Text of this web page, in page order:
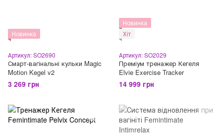
Новинка
Артикул: SO2690
Смарт-вагінальні кульки Magic
Motion Kegel v2
3 269 грн
Новинка
Хіт
Артикул: SO2029
Преміум тренажер Кегеля
Elvie Exercise Tracker
14 999 грн